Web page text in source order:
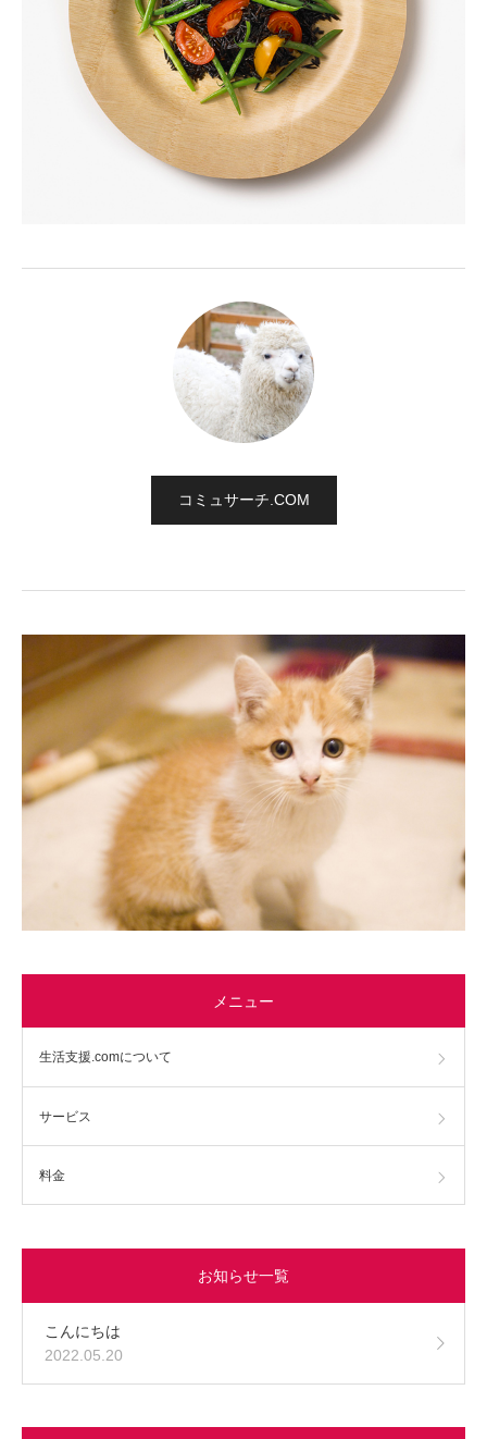
コミュサーチ.COM
メニュー
生活支援.comについて
サービス
料金
お知らせ一覧
こんにちは
2022.05.20